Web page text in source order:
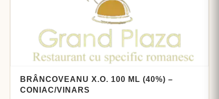
BRÂNCOVEANU X.O. 100 ML (40%) –
CONIAC/VINARS